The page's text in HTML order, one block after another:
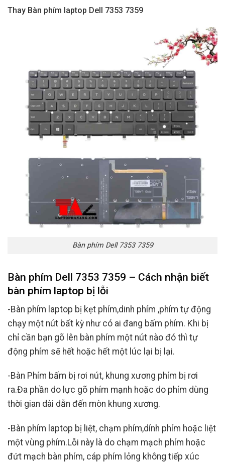
Thay Bàn phím laptop Dell 7353 7359
Bàn phím Dell 7353 7359
Bàn phím Dell 7353 7359 – Cách nhận biết
bàn phím laptop bị lỗi
-Bàn phím laptop bị kẹt phím,dinh phím ,phím tự động
chạy một nút bất kỳ như có ai đang bấm phím. Khi bị
chỉ cần bạn gõ lên bàn phím một nút nào đó thì tự
động phím sẽ hết hoặc hết một lúc lại bị lại.
-Bàn Phím bấm bị rơi nút, khung xương phím bị rơi
ra.Đa phần do lực gõ phím mạnh hoặc do phím dùng
thời gian dài dẫn đến mòn khung xương.
-Bàn phím laptop bị liệt, chạm phím,dính phím hoặc liệt
một vùng phím.Lỗi này là do chạm mạch phím hoặc
đứt mạch bàn phím, cáp phím lỏng không tiếp xúc